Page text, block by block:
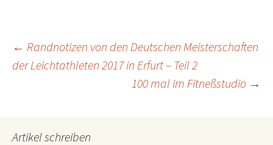
Beitragsnavigation
← Randnotizen von den Deutschen Meisterschaften
der Leichtathleten 2017 in Erfurt – Teil 2
100 mal im Fitneßstudio →
Artikel schreiben